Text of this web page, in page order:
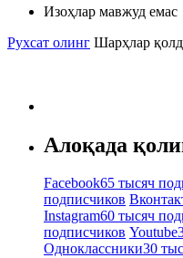
Изоҳлар мавжуд емас
Рухсат олинг Шарҳлар
Алоқада
Facebook65 тысяч
подписчиков
Instagram60 тысяч
подписчиков Youtube
Одноклассники30